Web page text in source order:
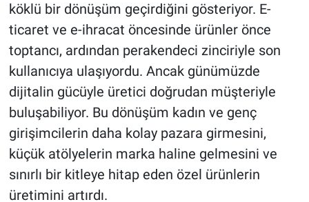
köklü bir dönüşüm geçirdiğini gösteriyor. E-
ticaret ve e-ihracat öncesinde ürünler önce
toptancı, ardından perakendeci zinciriyle son
kullanıcıya ulaşıyordu. Ancak günümüzde
dijitalin gücüyle üretici doğrudan müşteriyle
buluşabiliyor. Bu dönüşüm kadın ve genç
girişimcilerin daha kolay pazara girmesini,
küçük atölyelerin marka haline gelmesini ve
sınırlı bir kitleye hitap eden özel ürünlerin
üretimini artırdı.